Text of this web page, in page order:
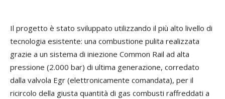
Il progetto è stato sviluppato utilizzando il più alto livello di
tecnologia esistente: una combustione pulita realizzata
grazie a un sistema di iniezione Common Rail ad alta
pressione (2.000 bar) di ultima generazione, corredato
dalla valvola Egr (elettronicamente comandata), per il
ricircolo della giusta quantità di gas combusti raffreddati a